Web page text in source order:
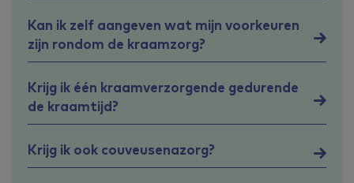
Kan ik zelf aangeven wat mijn voorkeuren
zijn rondom de kraamzorg?
Krijg ik één kraamverzorgende gedurende
de kraamtijd?
Krijg ik ook couveusenazorg?